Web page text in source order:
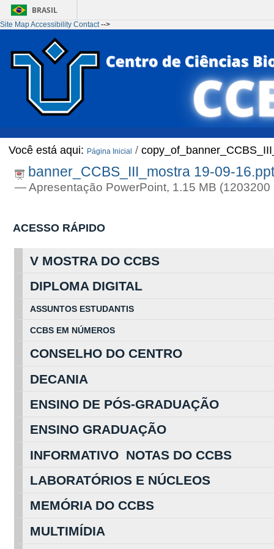
BRASIL
Ir para o conteúdo
Site MapAccessibility Contact-->
Você está aqui: Página Inicial /
banner_CCBS_III_mostra 19-09-
— Apresentação PowerPoint, 1.15 MB (1203200
ACESSO RÁPIDO
V MOSTRA DO CCBS
DIPLOMA DIGITAL
ASSUNTOS ESTUDANTIS
CCBS EM NÚMEROS
CONSELHO DO CENTRO
DECANIA
ENSINO DE PÓS-GRADUAÇÃO
ENSINO GRADUAÇÃO
INFORMATIVO NOTAS DO CCBS
LABORATÓRIOS E NÚCLEOS
MEMÓRIA DO CCBS
MULTIMÍDIA